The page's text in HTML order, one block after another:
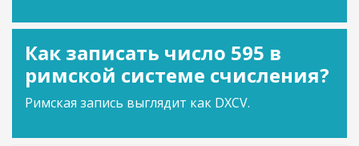
Как записать число 595 в
римской системе счисления?
Римская запись выглядит как DXCV.